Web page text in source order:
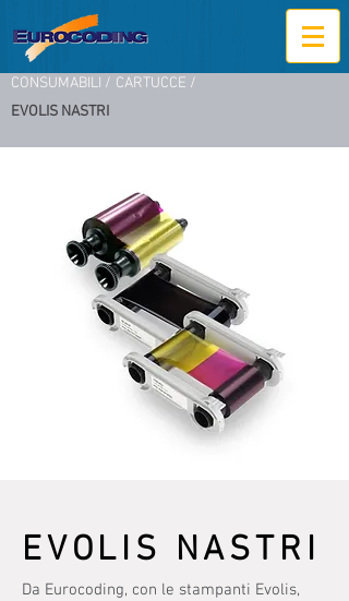
CONSUMABILI /
EVOLIS NASTRI
CARTUCCE /
EVOLIS NASTRI
Da Eurocoding, con le stampanti Evolis,